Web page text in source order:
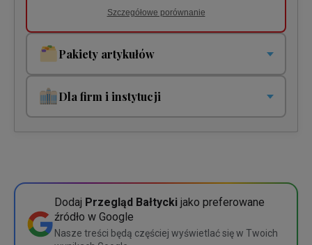
Szczegółowe porównanie
Pakiety artykułów
czytasz!
Wybierz
Szczegółowe porównanie
Dla firm i instytucji
5 dostępów 675 zł
10 dostępów
Dodaj Przegląd Bałtycki jako preferowane
źródło w Google
Nasze treści będą częściej wyświetlać się w Twoich